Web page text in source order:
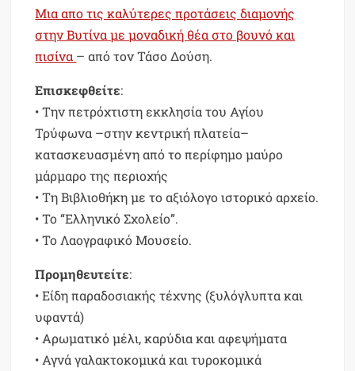
Μια απο τις καλύτερες προτάσεις διαμονής
στην Βυτίνα με μοναδική θέα στο βουνό και
πισίνα – από τον Τάσο Δούση.
Επισκεφθείτε:
• Την πετρόχτιστη εκκλησία του Αγίου
Τρύφωνα –στην κεντρική πλατεία–
κατασκευασμένη από το περίφημο μαύρο
μάρμαρο της περιοχής
• Τη Βιβλιοθήκη με το αξιόλογο ιστορικό αρχείο.
• Το “Ελληνικό Σχολείο”.
• Το Λαογραφικό Μουσείο.
Προμηθευτείτε:
• Είδη παραδοσιακής τέχνης (ξυλόγλυπτα και
υφαντά)
• Αρωματικό μέλι, καρύδια και αφεψήματα
• Αγνά γαλακτοκομικά και τυροκομικά